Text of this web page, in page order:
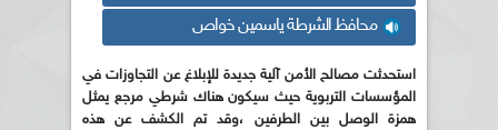
محافظ الشرطة ياسمين خواص
استحدثت مصالح الأمن آلية جديدة للإبلاغ عن التجاوزات في
المؤسسات التربوية حيث سيكون هناك شرطي مرجع يمثل
همزة الوصل بين الطرفين ،وقد تم الكشف عن هذه